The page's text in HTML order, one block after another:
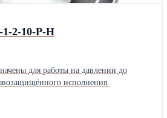
1-2-10-Р-Н
для работы на давлении до
исполнения.